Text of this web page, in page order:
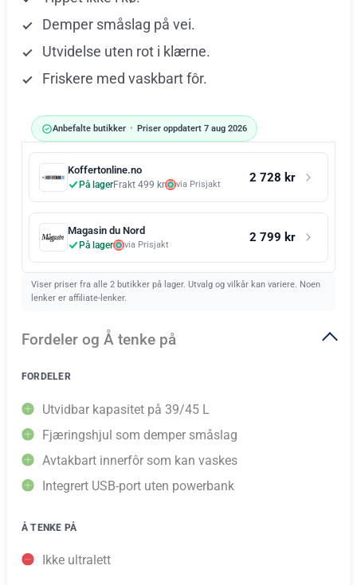
Demper småslag på vei.
Utvidelse uten rot i klærne.
Friskere med vaskbart fôr.
Anbefalte butikker • Priser oppdatert 7 aug 2026
Koffertonline.no
På lagerFrakt 499 kr via Prisjakt 2 728 kr
Magasin du Nord
På lager via Prisjakt 2 799 kr
Viser priser fra alle 2 butikker på lager. Utvalg og vilkår kan variere. Noen
lenker er affiliate-lenker.
Fordeler og Å tenke på
FORDELER
Utvidbar kapasitet på 39/45 L
Fjæringshjul som demper småslag
Avtakbart innerfôr som kan vaskes
Integrert USB-port uten powerbank
Å TENKE PÅ
Ikke ultralett